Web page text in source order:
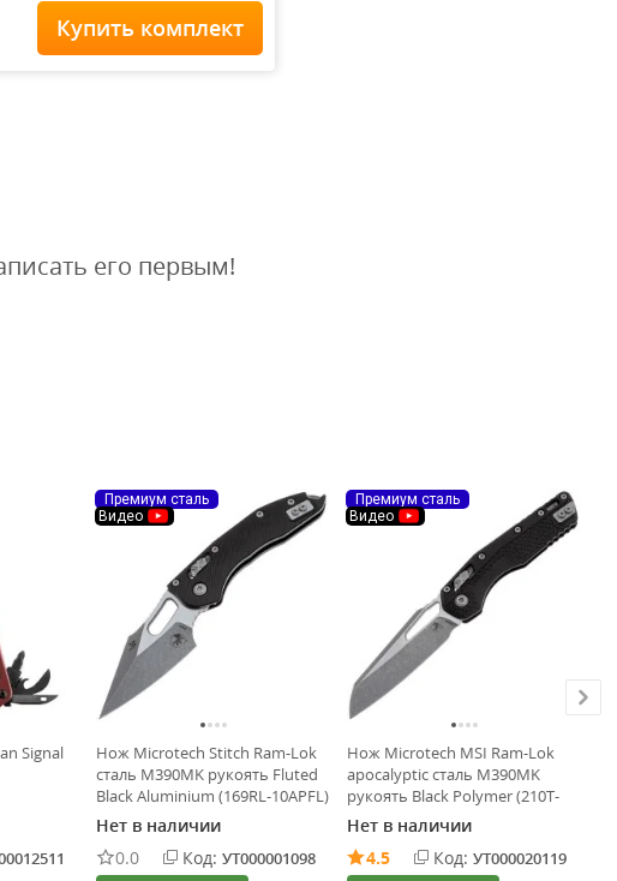
Forest-Home Staff
Купить комплект
его первым!
Signal
Премиум сталь
Видео
Нож Microtech Stitch Ram-Lok
сталь M390MK рукоять Fluted
Black Aluminium (169RL-10APFL)
Нет в наличии
0.0
Код: УТ000001098
Премиум сталь
Видео
Нож Microtech MSI Ram-Lok
apocalyptic сталь M390MK
рукоять Black Polymer (210T-
10APPMBK)
Нет в наличии
4.5
Код: УТ000020119